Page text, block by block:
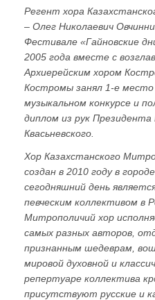
Регент хора
– Олег Николаевич
Фестивале «Гайновские
2005 года вместе с
Архиерейским хором
Костромы занял 1-е
музыкальном конкурсе и
диплом из рук
Квасьневского.
Хор Казахстанского
создан в 2010 году в
сегодняшний день
певческим коллективом в
Митрополичий хор
самых разных авторов,
признанным шедеврам,
мировой духовной и
репертуаре коллектива
присутствуют русские и